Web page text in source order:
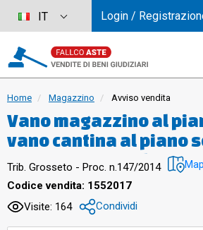
Home Magazzino Avviso vendita
Vano magazzino al
vano cantina al piano
comunicanti tra loro,
accesso dal civico n. 4
della Chiesa,
mq 47, censito al
Trib. Grosseto - Proc. n.147/2014
Codice vendita: 1552017
Visite: 164
Condividi
IT Login /